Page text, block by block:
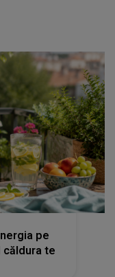
pe
căldura te